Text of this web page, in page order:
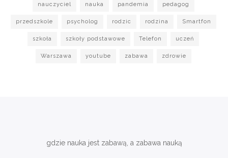
nauczyciel nauka pandemia pedagog
przedszkole psycholog rodzic rodzina Smartfon
szkoła szkoły podstawowe Telefon uczeń
Warszawa youtube zabawa zdrowie
gdzie nauka jest zabawą, a zabawa nauką